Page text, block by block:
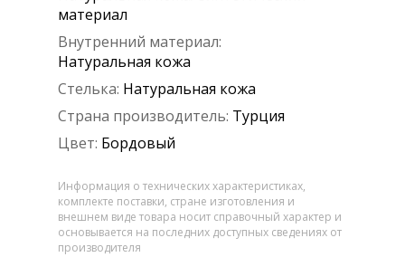
материал
Внутренний материал:
Натуральная кожа
Стелька: Натуральная кожа
Страна производитель: Турция
Цвет: Бордовый
Информация о технических характеристиках,
комплекте поставки, стране изготовления и
внешнем виде товара носит справочный характер и
основывается на последних доступных сведениях от
производителя